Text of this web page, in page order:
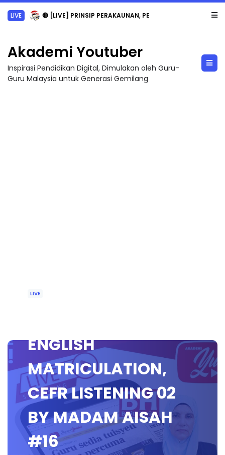
LIVE 🔴 [LIVE] PRINSIP PERAKAUNAN, PECUT SKOR SOALAN 1 TRIAL OLEH CIKGU WAN...
Akademi Youtuber
Inspirasi Pendidikan Digital, Dimulakan oleh Guru-
Guru Malaysia untuk Generasi Gemilang
LIVE
ENGLISH
MATRICULATION,
CEFR LISTENING 02
BY MADAM AISAH
#16